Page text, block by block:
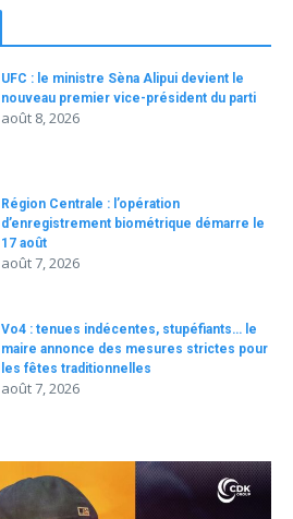
UFC : le ministre Sèna Alipui devient le
nouveau premier vice-président du parti
août 8, 2026
Région Centrale : l’opération
d’enregistrement biométrique démarre le
17 août
août 7, 2026
Vo4 : tenues indécentes, stupéfiants… le
maire annonce des mesures strictes pour
les fêtes traditionnelles
août 7, 2026